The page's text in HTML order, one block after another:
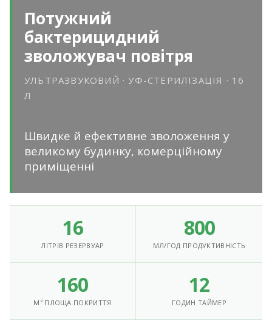
Потужний
бактерицидний
зволожувач повітря
УЛЬТРАЗВУКОВИЙ · УФ-СТЕРИЛІЗАЦІЯ · 16
Л
Швидке й ефективне зволоження у
великому будинку, комерційному
приміщенні
16
ЛІТРІВ РЕЗЕРВУАР
800
МЛ/ГОД ПРОДУКТИВНІСТЬ
160
М² ПЛОЩА ПОКРИТТЯ
12
ГОДИН ТАЙМЕР